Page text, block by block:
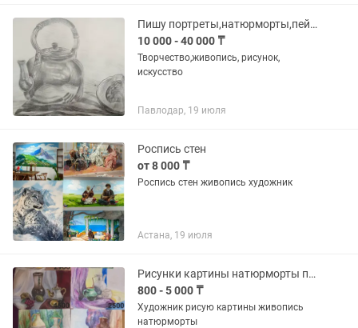
Пишу портреты,натюрморты,пейзажи на заказ
10 000 - 40 000 ₸
Творчество,живопись, рисунок,
искусство
Павлодар, 19 июля
Роспись стен
от 8 000 ₸
Роспись стен живопись художник
Астана, 19 июля
Рисунки картины натюрморты продаю (художник на заказ)
800 - 5 000 ₸
Художник рисую картины живопись
натюрморты